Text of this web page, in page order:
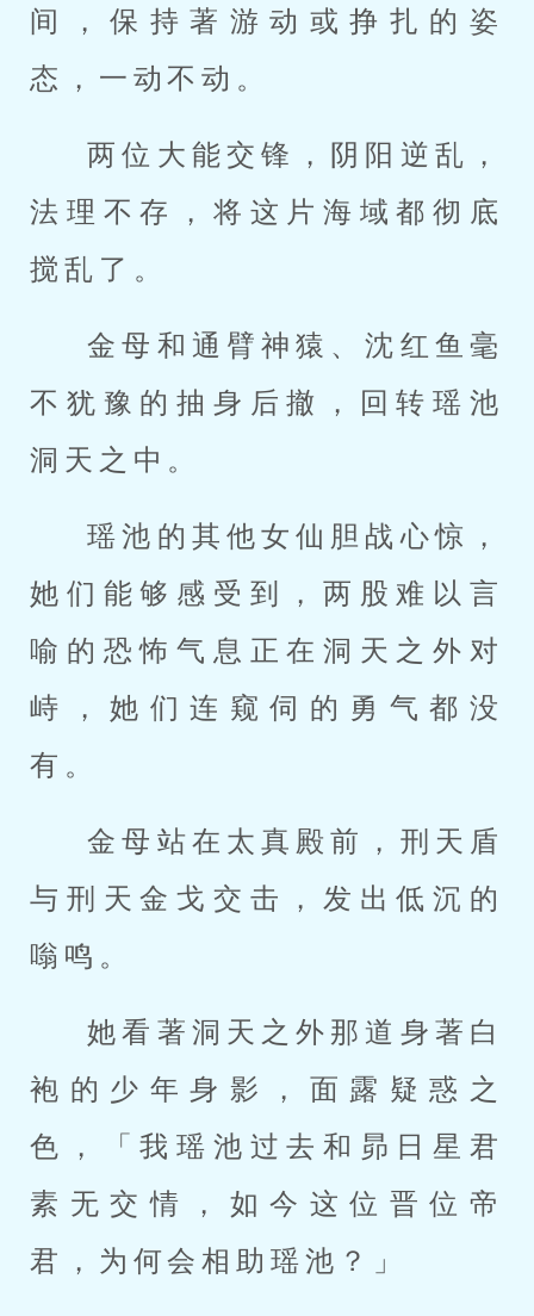
间，保持著游动或挣扎的姿
态，一动不动。
两位大能交锋，阴阳逆乱，
法理不存，将这片海域都彻底
搅乱了。
金母和通臂神猿、沈红鱼毫
不犹豫的抽身后撤，回转瑶池
洞天之中。
瑶池的其他女仙胆战心惊，
她们能够感受到，两股难以言
喻的恐怖气息正在洞天之外对
峙，她们连窥伺的勇气都没
有。
金母站在太真殿前，刑天盾
与刑天金戈交击，发出低沉的
嗡鸣。
她看著洞天之外那道身著白
袍的少年身影，面露疑惑之
色，「我瑶池过去和昴日星君
素无交情，如今这位晋位帝
君，为何会相助瑶池？」